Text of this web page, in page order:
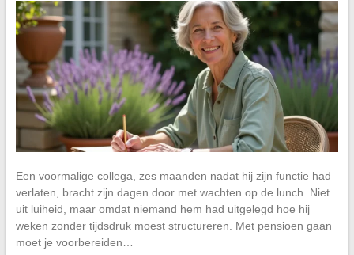
Een voormalige collega, zes maanden nadat hij zijn functie had
verlaten, bracht zijn dagen door met wachten op de lunch. Niet
uit luiheid, maar omdat niemand hem had uitgelegd hoe hij
weken zonder tijdsdruk moest structureren. Met pensioen gaan
moet je voorbereiden…